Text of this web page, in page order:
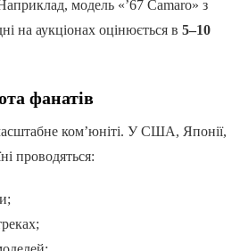
модель «’67 Camaro» з
на аукціонах оцінюється в 5–10
фанатів
ком’юніті. У США, Японії,
проводяться: